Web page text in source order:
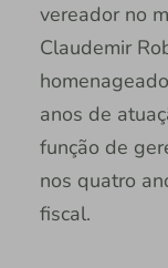
vereador no
Claudemir
anos de
função de
nos quatro
fiscal.